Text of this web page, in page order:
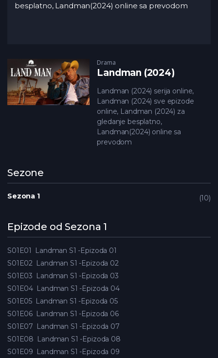
besplatno, Landman(2024) online sa prevodom
Drama
Landman (2024)
Landman (2024) serija online,
Landman (2024) sve epizode
online, Landman (2024) za
gledanje besplatno,
Landman(2024) online sa
prevodom
Sezone
Sezona 1 10
Epizode od Sezona 1
S01E01
Landman S1 -Epizoda 01
S01E02 Landman S1 -Epizoda 02
S01E03 Landman S1 -Epizoda 03
S01E04 Landman S1 -Epizoda 04
S01E05 Landman S1 -Epizoda 05
S01E06 Landman S1 -Epizoda 06
S01E07 Landman S1 -Epizoda 07
S01E08 Landman S1 -Epizoda 08
S01E09 Landman S1 -Epizoda 09